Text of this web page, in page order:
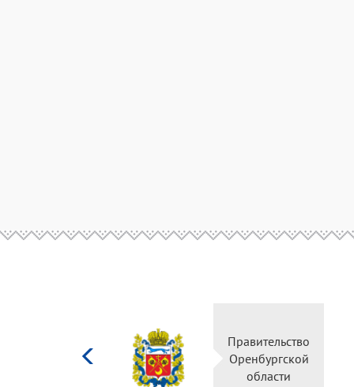
Правительство
Оренбургской
области